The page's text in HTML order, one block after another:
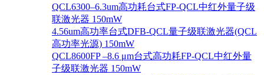
QCL6300–6.3um高功耗台式FP-QCL中红外量子级
联激光器 150mW
4.56um高功率台式DFB-QCL量子级联激光器(QCL
高功率光源) 150mW
QCL8600FP –8.6 μm台式高功耗FP-QCL中红外量
子级联激光器 150mW